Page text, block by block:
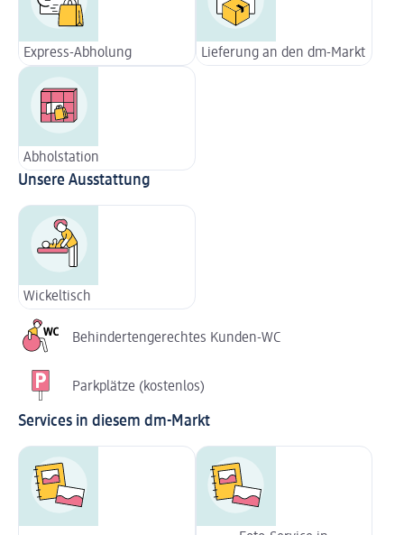
Express-Abholung Lieferung an den dm-Markt
Abholstation
Unsere Ausstattung
Wickeltisch
Behindertengerechtes Kunden-WC
Parkplätze (kostenlos)
Services in diesem dm-Markt